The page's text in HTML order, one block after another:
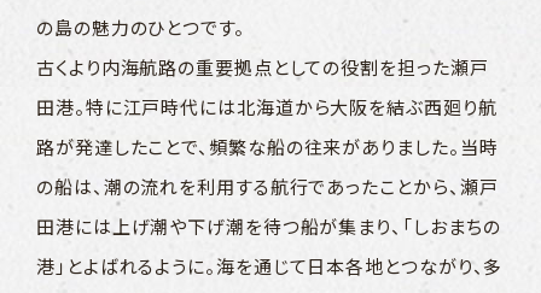
の島の魅力のひとつです。
古くより内海航路の重要拠点としての役割を担った瀬戸
田港。特に江戸時代には北海道から大阪を結ぶ西廻り航
路が発達したことで、 頻繁な船の往来がありました。 当時
の船は、潮の流れを利用する航行であったことから、 瀬戸
田港には上げ潮や下げ潮を待つ船が集まり、 「しおまちの
港」とよばれるように。海を通じて日本各地とつながり、多